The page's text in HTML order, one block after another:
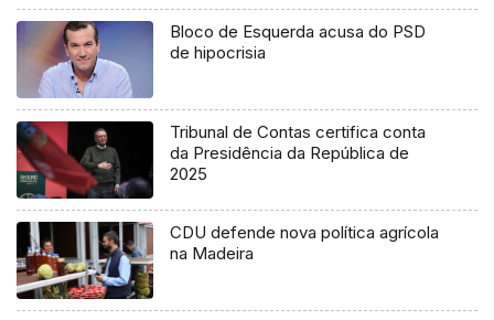
Bloco de Esquerda acusa do PSD
de hipocrisia
Tribunal de Contas certifica conta
da Presidência da República de
2025
CDU defende nova política agrícola
na Madeira